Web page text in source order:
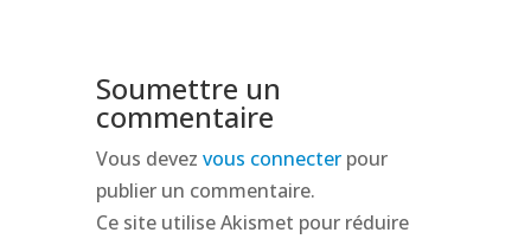
Soumettre un
commentaire
Vous devez vous connecterpour
publier un commentaire.
Ce site utilise Akismet pour réduire